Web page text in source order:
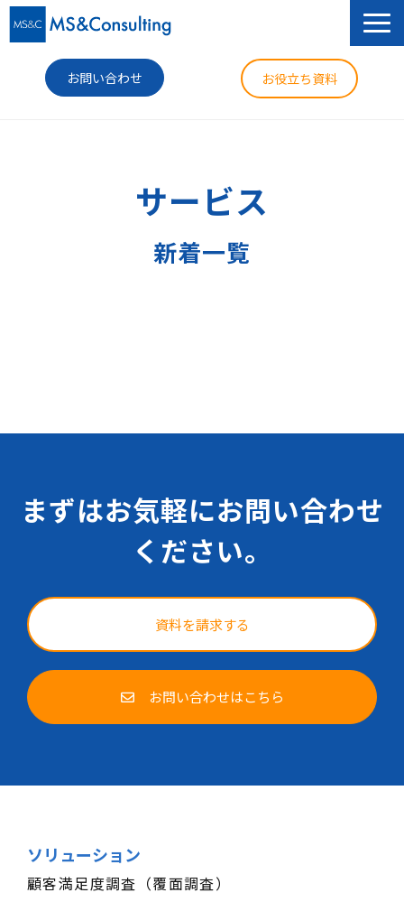
お問い合わせ お役立ち資料
サービス
新着一覧
まずはお気軽にお問い合わせ
ください。
資料を請求する
お問い合わせはこちら
ソリューション
顧客満足度調査（覆面調査）